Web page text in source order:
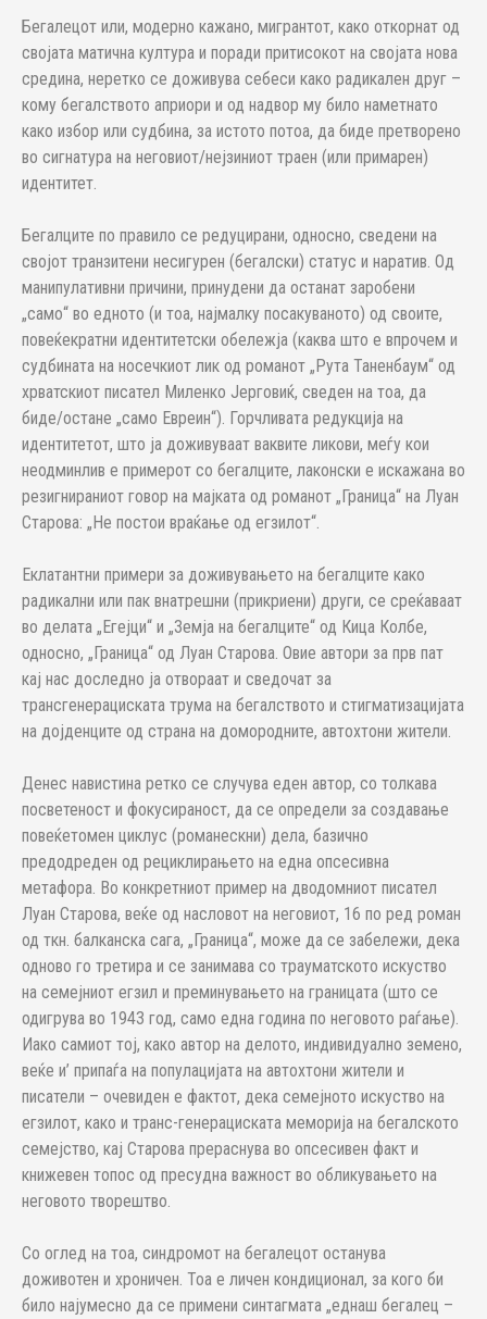
Бегалецот или, модерно кажано, мигрантот, како откорнат од
својата матична култура и поради притисокот на својата нова
средина, неретко се доживува себеси како радикален друг –
кому бегалството априори и од надвор му било наметнато
како избор или судбина, за истото потоа, да биде претворено
во сигнатура на неговиот/нејзиниот траен (или примарен)
идентитет.
Бегалците по правило се редуцирани, односно, сведени на
својот транзитени несигурен (бегалски) статус и наратив. Од
манипулативни причини, принудени да останат заробени
„само“ во едното (и тоа, најмалку посакуваното) од своите,
повеќекратни идентитетски обележја (каква што е впрочем и
судбината на носечкиот лик од романот „Рута Таненбаум“ од
хрватскиот писател Миленко Јерговиќ, сведен на тоа, да
биде/остане „само Евреин“). Горчливата редукција на
идентитетот, што ја доживуваат ваквите ликови, меѓу кои
неодминлив е примерот со бегалците, лаконски е искажана во
резигнираниот говор на мајката од романот „Граница“ на Луан
Старова: „Не постои враќање од егзилот“.
Еклатантни примери за доживувањето на бегалците како
радикални или пак внатрешни (прикриени) други, се среќаваат
во делата „Егејци“ и „Земја на бегалците“ од Кица Колбе,
односно, „Граница“ од Луан Старова. Овие автори за прв пат
кај нас доследно ја отвораат и сведочат за
трансгенерациската трума на бегалството и стигматизацијата
на дојденците од страна на домородните, автохтони жители.
Денес навистина ретко се случува еден автор, со толкава
посветеност и фокусираност, да се определи за создавање
повеќетомен циклус (романескни) дела, базично
предодреден од рециклирањето на една опсесивна
метафора. Во конкретниот пример на дводомниот писател
Луан Старова, веќе од насловот на неговиот, 16 по ред роман
од ткн. балканска сага, „Граница“, може да се забележи, дека
одново го третира и се занимава со трауматското искуство
на семејниот егзил и преминувањето на границата (што се
одигрува во 1943 год, само една година по неговото раѓање).
Иако самиот тој, како автор на делото, индивидуално земено,
веќе и’ припаѓа на популацијата на автохтони жители и
писатели – очевиден е фактот, дека семејното искуство на
егзилот, како и транс-генерациската меморија на бегалското
семејство, кај Старова прераснува во опсесивен факт и
книжевен топос од пресудна важност во обликувањето на
неговото творештво.
Со оглед на тоа, синдромот на бегалецот останува
доживотен и хроничен. Тоа е личен кондиционал, за кого би
било најумесно да се примени синтагмата „еднаш бегалец –